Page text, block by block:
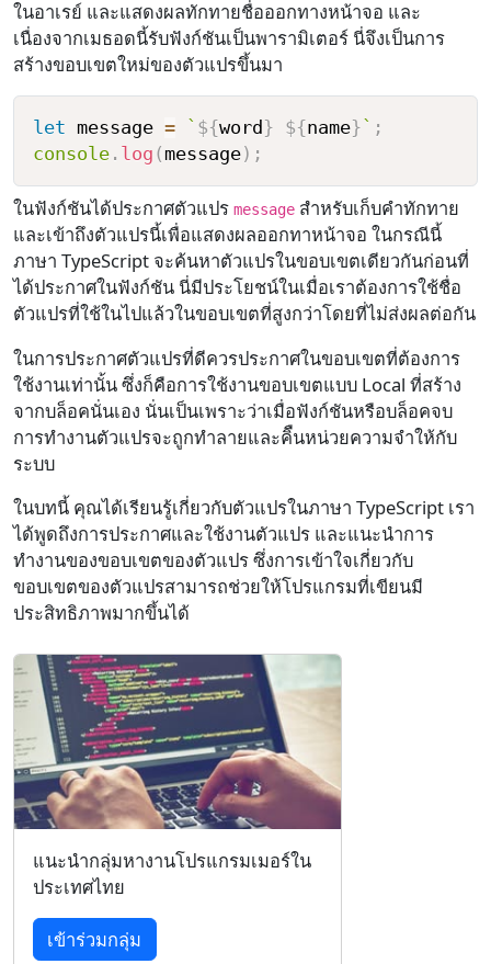
ในอาเรย์ และแสดงผลทักทายชื่อออกทางหน้าจอ และ
เนื่องจากเมธอดนี้รับฟังก์ชันเป็นพารามิเตอร์ นี่จึงเป็นการ
สร้างขอบเขตใหม่ของตัวแปรขึ้นมา
let message = ` ${word } ${name} ` ;
console. log ( message) ;
ในฟังก์ชันได้ประกาศตัวแปรmessage สำหรับเก็บคำทักทาย
และเข้าถึงตัวแปรนี้เพื่อแสดงผลออกทาหน้าจอ ในกรณีนี้
ภาษา TypeScript จะค้นหาตัวแปรในขอบเขตเดียวกันก่อนที่
ได้ประกาศในฟังก์ชัน นี่มีประโยชน์ในเมื่อเราต้องการใช้ชื่อ
ตัวแปรที่ใช้ในไปแล้วในขอบเขตที่สูงกว่าโดยที่ไม่ส่งผลต่อกัน
ในการประกาศตัวแปรที่ดีควรประกาศในขอบเขตที่ต้องการ
ใช้งานเท่านั้น ซึ่งก็คือการใช้งานขอบเขตแบบ Local ที่สร้าง
จากบล็อคนั่นเอง นั่นเป็นเพราะว่าเมื่อฟังก์ชันหรือบล็อคจบ
การทำงานตัวแปรจะถูกทำลายและคิืนหน่วยความจำให้กับ
ระบบ
ในบทนี้ คุณได้เรียนรู้เกี่ยวกับตัวแปรในภาษา TypeScript เรา
ได้พูดถึงการประกาศและใช้งานตัวแปร และแนะนำการ
ทำงานของขอบเขตของตัวแปร ซึ่งการเข้าใจเกี่ยวกับ
ขอบเขตของตัวแปรสามารถช่วยให้โปรแกรมที่เขียนมี
ประสิทธิภาพมากขึ้นได้
แนะนำกลุ่มหางานโปรแกรมเมอร์ใน
ประเทศไทย
เข้าร่วมกลุ่ม